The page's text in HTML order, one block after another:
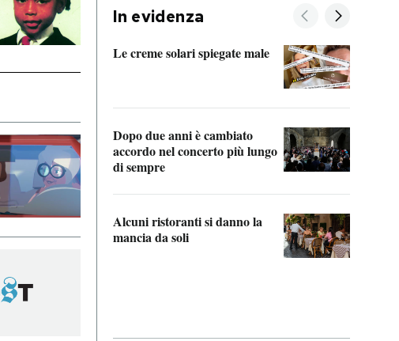
In evidenza
Le creme solari spiegate male
Dopo due anni è cambiato
accordo nel concerto più lungo
di sempre
Alcuni ristoranti si danno la
mancia da soli